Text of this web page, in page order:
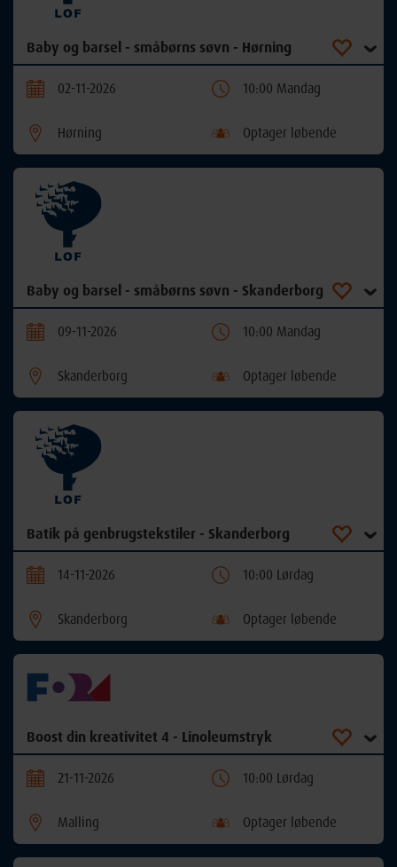
Baby og barsel - småbørns søvn - Hørning
02-11-2026 10:00 Mandag
Hørning Optager løbende
Baby og barsel - småbørns søvn - Skanderborg
09-11-2026 10:00 Mandag
Skanderborg Optager løbende
Batik på genbrugstekstiler - Skanderborg
14-11-2026 10:00 Lørdag
Skanderborg Optager løbende
Boost din kreativitet 4 - Linoleumstryk
21-11-2026 10:00 Lørdag
Malling Optager løbende